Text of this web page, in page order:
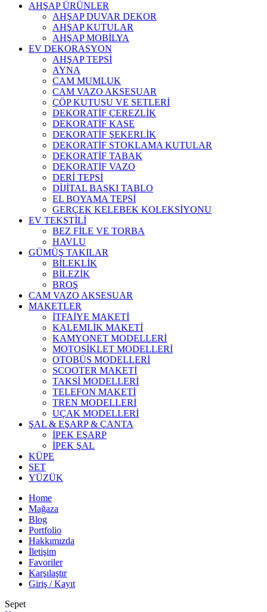
AHŞAP ÜRÜNLER
AHŞAP DUVAR DEKOR
AHŞAP KUTULAR
AHŞAP MOBİLYA
EV DEKORASYON
AHŞAP TEPSİ
AYNA
CAM MUMLUK
CAM VAZO AKSESUAR
ÇÖP KUTUSU VE SETLERİ
DEKORATİF ÇEREZLİK
DEKORATİF KASE
DEKORATİF ŞEKERLİK
DEKORATİF STOKLAMA KUTULAR
DEKORATİF TABAK
DEKORATİF VAZO
DERİ TEPSİ
DİJİTAL BASKI TABLO
EL BOYAMA TEPSİ
GERÇEK KELEBEK KOLEKSİYONU
EV TEKSTİLİ
BEZ FİLE VE TORBA
HAVLU
GÜMÜŞ TAKILAR
BİLEKLİK
BİLEZİK
BROŞ
CAM VAZO AKSESUAR
MAKETLER
İTFAİYE MAKETİ
KALEMLİK MAKETİ
KAMYONET MODELLERİ
MOTOSİKLET MODELLERİ
OTOBÜS MODELLERİ
SCOOTER MAKETİ
TAKSİ MODELLERİ
TELEFON MAKETİ
TREN MODELLERİ
UÇAK MODELLERİ
ŞAL & EŞARP & ÇANTA
İPEK EŞARP
İPEK ŞAL
KÜPE
SET
YÜZÜK
Home
Mağaza
Blog
Portfolio
Hakkımızda
İletişim
Favoriler
Karşılaştır
Giriş / Kayıt
Sepet